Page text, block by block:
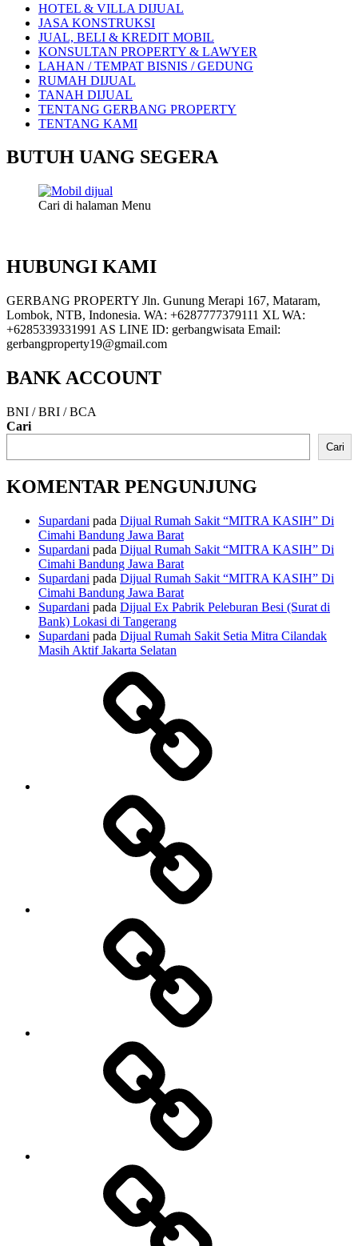
HOTEL & VILLA DIJUAL
JASA KONSTRUKSI
JUAL, BELI & KREDIT MOBIL
KONSULTAN PROPERTY & LAWYER
LAHAN / TEMPAT BISNIS / GEDUNG
RUMAH DIJUAL
TANAH DIJUAL
TENTANG GERBANG PROPERTY
TENTANG KAMI
BUTUH UANG SEGERA
Cari di halaman Menu
HUBUNGI KAMI
GERBANG PROPERTY Jln. Gunung Merapi 167, Mataram,
Lombok, NTB, Indonesia. WA: +6287777379111 XL WA:
+6285339331991 AS LINE ID: gerbangwisata Email:
gerbangproperty19@gmail.com
BANK ACCOUNT
BNI / BRI / BCA
Cari
Cari
KOMENTAR PENGUNJUNG
Supardani pada Dijual Rumah Sakit “MITRA KASIH” Di
Cimahi Bandung Jawa Barat
Supardani pada Dijual Rumah Sakit “MITRA KASIH” Di
Cimahi Bandung Jawa Barat
Supardani pada Dijual Rumah Sakit “MITRA KASIH” Di
Cimahi Bandung Jawa Barat
Supardani pada Dijual Ex Pabrik Peleburan Besi (Surat di
Bank) Lokasi di Tangerang
Supardani pada Dijual Rumah Sakit Setia Mitra Cilandak
Masih Aktif Jakarta Selatan
KONSULTAN